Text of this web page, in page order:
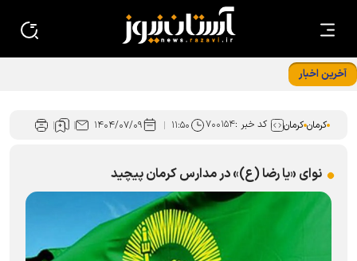
آخرین اخبار
کرمان کرمان کد خبر :۷۰۰۱۵۴ ۱۱:۵۰ ۱۴۰۴/۰۷/۰۹
نوای «یا رضا (ع)» در مدارس کرمان پیچید